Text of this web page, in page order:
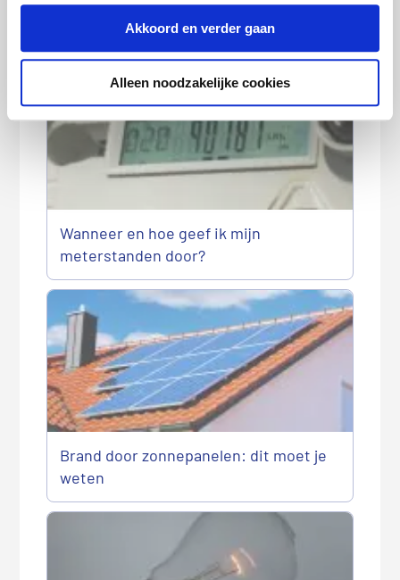
Akkoord en verder gaan
Alleen noodzakelijke cookies
Gasprijs bereikt hoogste niveau in 3,5
jaar: loont overstappen nog?
Wanneer en hoe geef ik mijn
meterstanden door?
Brand door zonnepanelen: dit moet je
weten